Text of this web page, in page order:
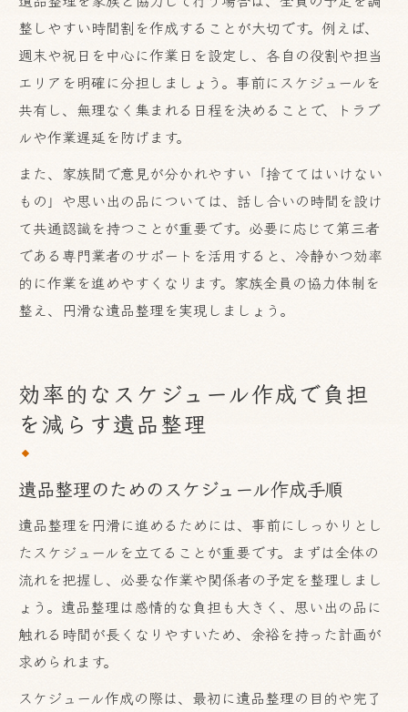
整しやすい時間割を作成することが大切です。例えば、
週末や祝日を中心に作業日を設定し、各自の役割や担当
エリアを明確に分担しましょう。事前にスケジュールを
共有し、無理なく集まれる日程を決めることで、トラブ
ルや作業遅延を防げます。
また、家族間で意見が分かれやすい「捨ててはいけない
もの」や思い出の品については、話し合いの時間を設け
て共通認識を持つことが重要です。必要に応じて第三者
である専門業者のサポートを活用すると、冷静かつ効率
的に作業を進めやすくなります。家族全員の協力体制を
整え、円滑な遺品整理を実現しましょう。
効率的なスケジュール作成で負担
を減らす遺品整理
遺品整理のためのスケジュール作成手順
遺品整理を円滑に進めるためには、事前にしっかりとし
たスケジュールを立てることが重要です。まずは全体の
流れを把握し、必要な作業や関係者の予定を整理しまし
ょう。遺品整理は感情的な負担も大きく、思い出の品に
触れる時間が長くなりやすいため、余裕を持った計画が
求められます。
スケジュール作成の際は、最初に遺品整理の目的や完了